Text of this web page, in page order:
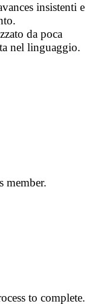
insistenti e
da poca
nel linguaggio.
member.
to complete.